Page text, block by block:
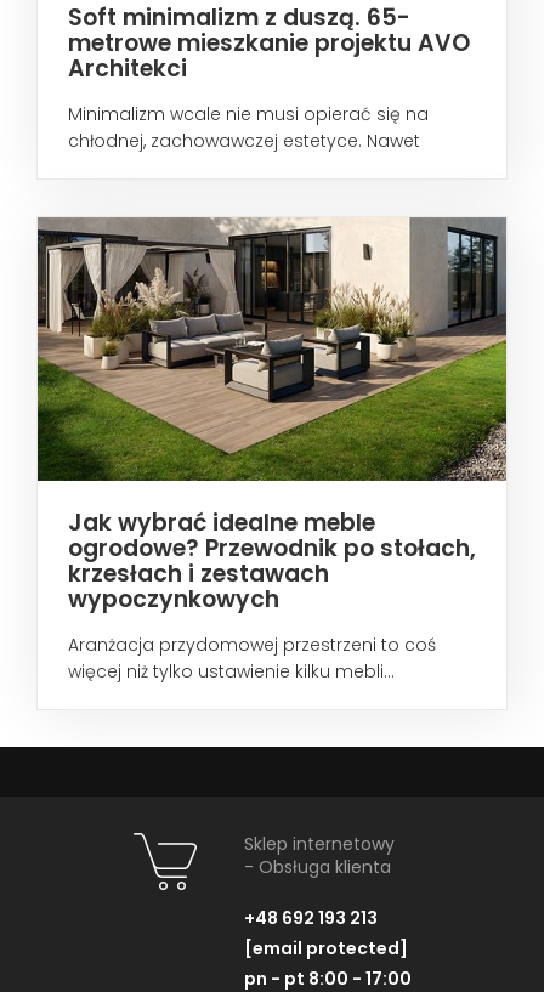
Soft minimalizm z duszą. 65-
metrowe mieszkanie projektu AVO
Architekci
Minimalizm wcale nie musi opierać się na
chłodnej, zachowawczej estetyce. Nawet
Jak wybrać idealne meble
ogrodowe? Przewodnik po stołach,
krzesłach i zestawach
wypoczynkowych
Aranżacja przydomowej przestrzeni to coś
więcej niż tylko ustawienie kilku mebli...
Sklep internetowy
- Obsługa klienta
+48 692 193 213
[email protected]
pn - pt 8:00 - 17:00